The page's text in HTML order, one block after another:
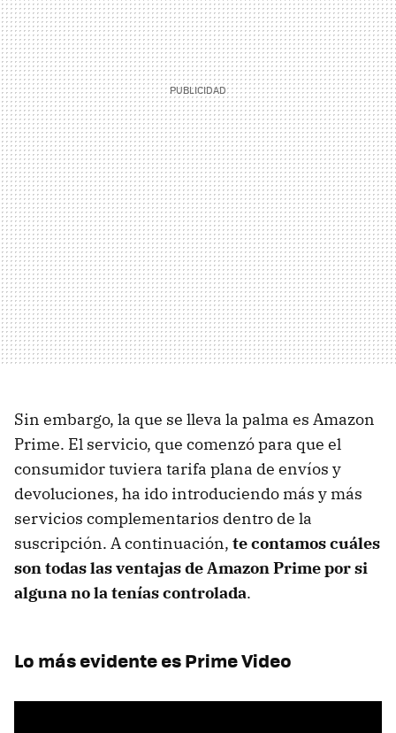
Sin embargo, la que se lleva la palma es Amazon
Prime. El servicio, que comenzó para que el
consumidor tuviera tarifa plana de envíos y
devoluciones, ha ido introduciendo más y más
servicios complementarios dentro de la
suscripción. A continuación, te contamos cuáles
son todas las ventajas de Amazon Prime por si
alguna no la tenías controlada.
Lo más evidente es Prime Video